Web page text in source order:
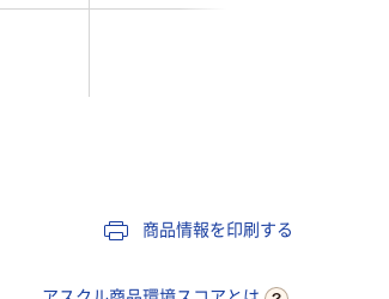
商品情報を印刷する